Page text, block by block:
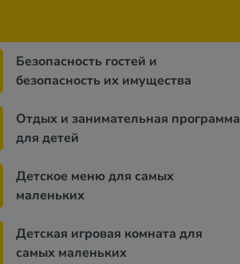
Безопасность гостей и
безопасность их имущества
Отдых и занимательная программа
для детей
Детское меню для самых
маленьких
Детская игровая комната для
самых маленьких